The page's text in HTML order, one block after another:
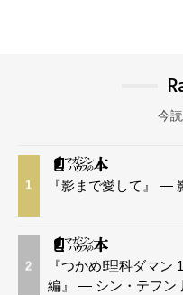
今
1 『影まで愛して』 —
2
『つかめ!理科ダマン
編』 — シン・テフン